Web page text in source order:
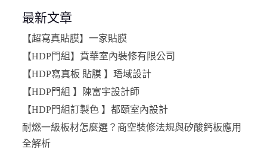
最新文章
【超寫真貼膜】一家貼膜
【HDP門組】賁華室內裝修有限公司
【HDP寫真板 貼膜 】珸域設計
【HDP門組 】陳富宇設計師
【HDP門組訂製色 】都頤室內設計
耐燃一級板材怎麼選？商空裝修法規與矽酸鈣板應用
全解析